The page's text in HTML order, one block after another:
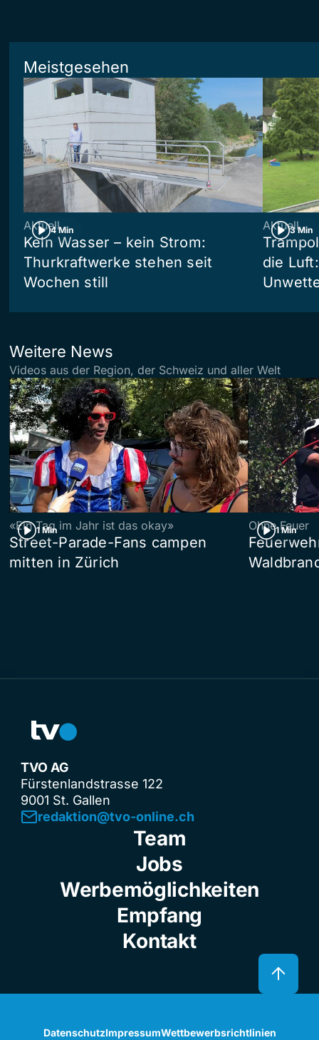
Meistgesehen
4 Min
Aktuell
Kein Wasser – kein Strom:
Thurkraftwerke stehen seit
Wochen still
3 Min
Aktuell
die
Weitere News
Videos aus der Region, der Schweiz und aller Welt
1 Min
«Ein Tag im Jahr ist das okay»
Street-Parade-Fans campen
mitten in Zürich
1 Min
Ohne Feuer
TVO AG
Fürstenlandstrasse 122
9001 St. Gallen
redaktion@tvo-online.ch
Team
Jobs
Werbemöglichkeiten
Empfang
Kontakt
DatenschutzImpressumWettbewerbsrichtlinien